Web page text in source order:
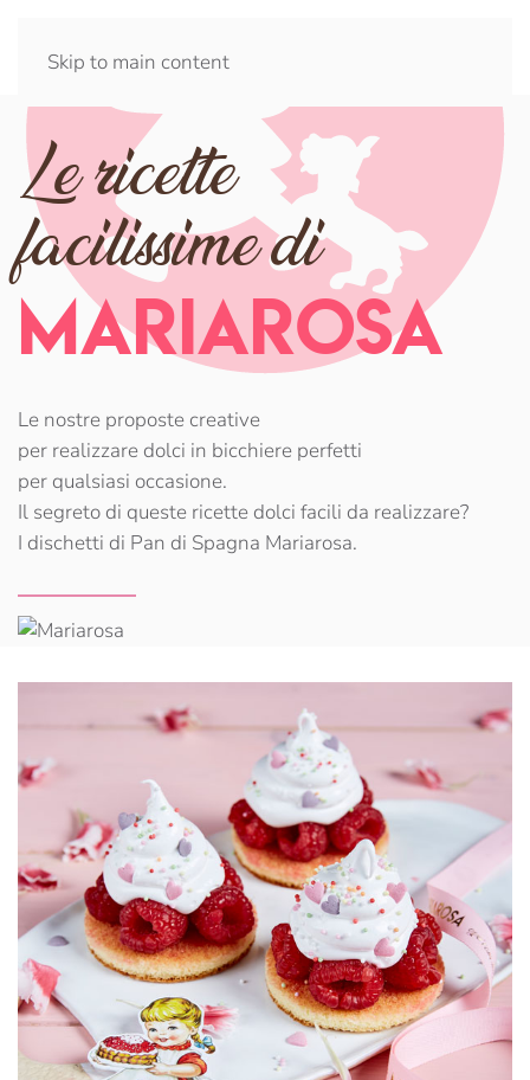
Skip to main content
Le ricette
facilissime di
Mariarosa
Le nostre proposte creative
per realizzare dolci in bicchiere perfetti
per qualsiasi occasione.
Il segreto di queste ricette dolci facili da realizzare?
I dischetti di Pan di Spagna Mariarosa.